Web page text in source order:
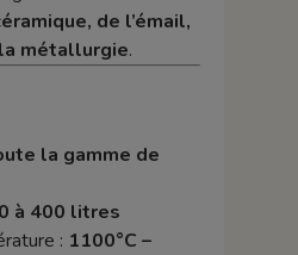
de l’émail,
métallurgie.
la gamme de
à 400 litres
: 1100°C –